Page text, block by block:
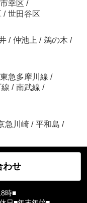
幸区 /
/ 世田谷区
/ 仲池上 / 鵜の木 /
東急多摩川線 /
/ 南武線 /
急川崎 / 平和島 /
わせ
時■